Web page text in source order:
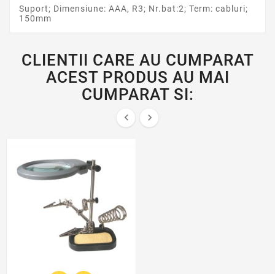
Suport; Dimensiune: AAA, R3; Nr.bat:2; Term: cabluri;
150mm
CLIENTII CARE AU CUMPARAT
ACEST PRODUS AU MAI
CUMPARAT SI:
 